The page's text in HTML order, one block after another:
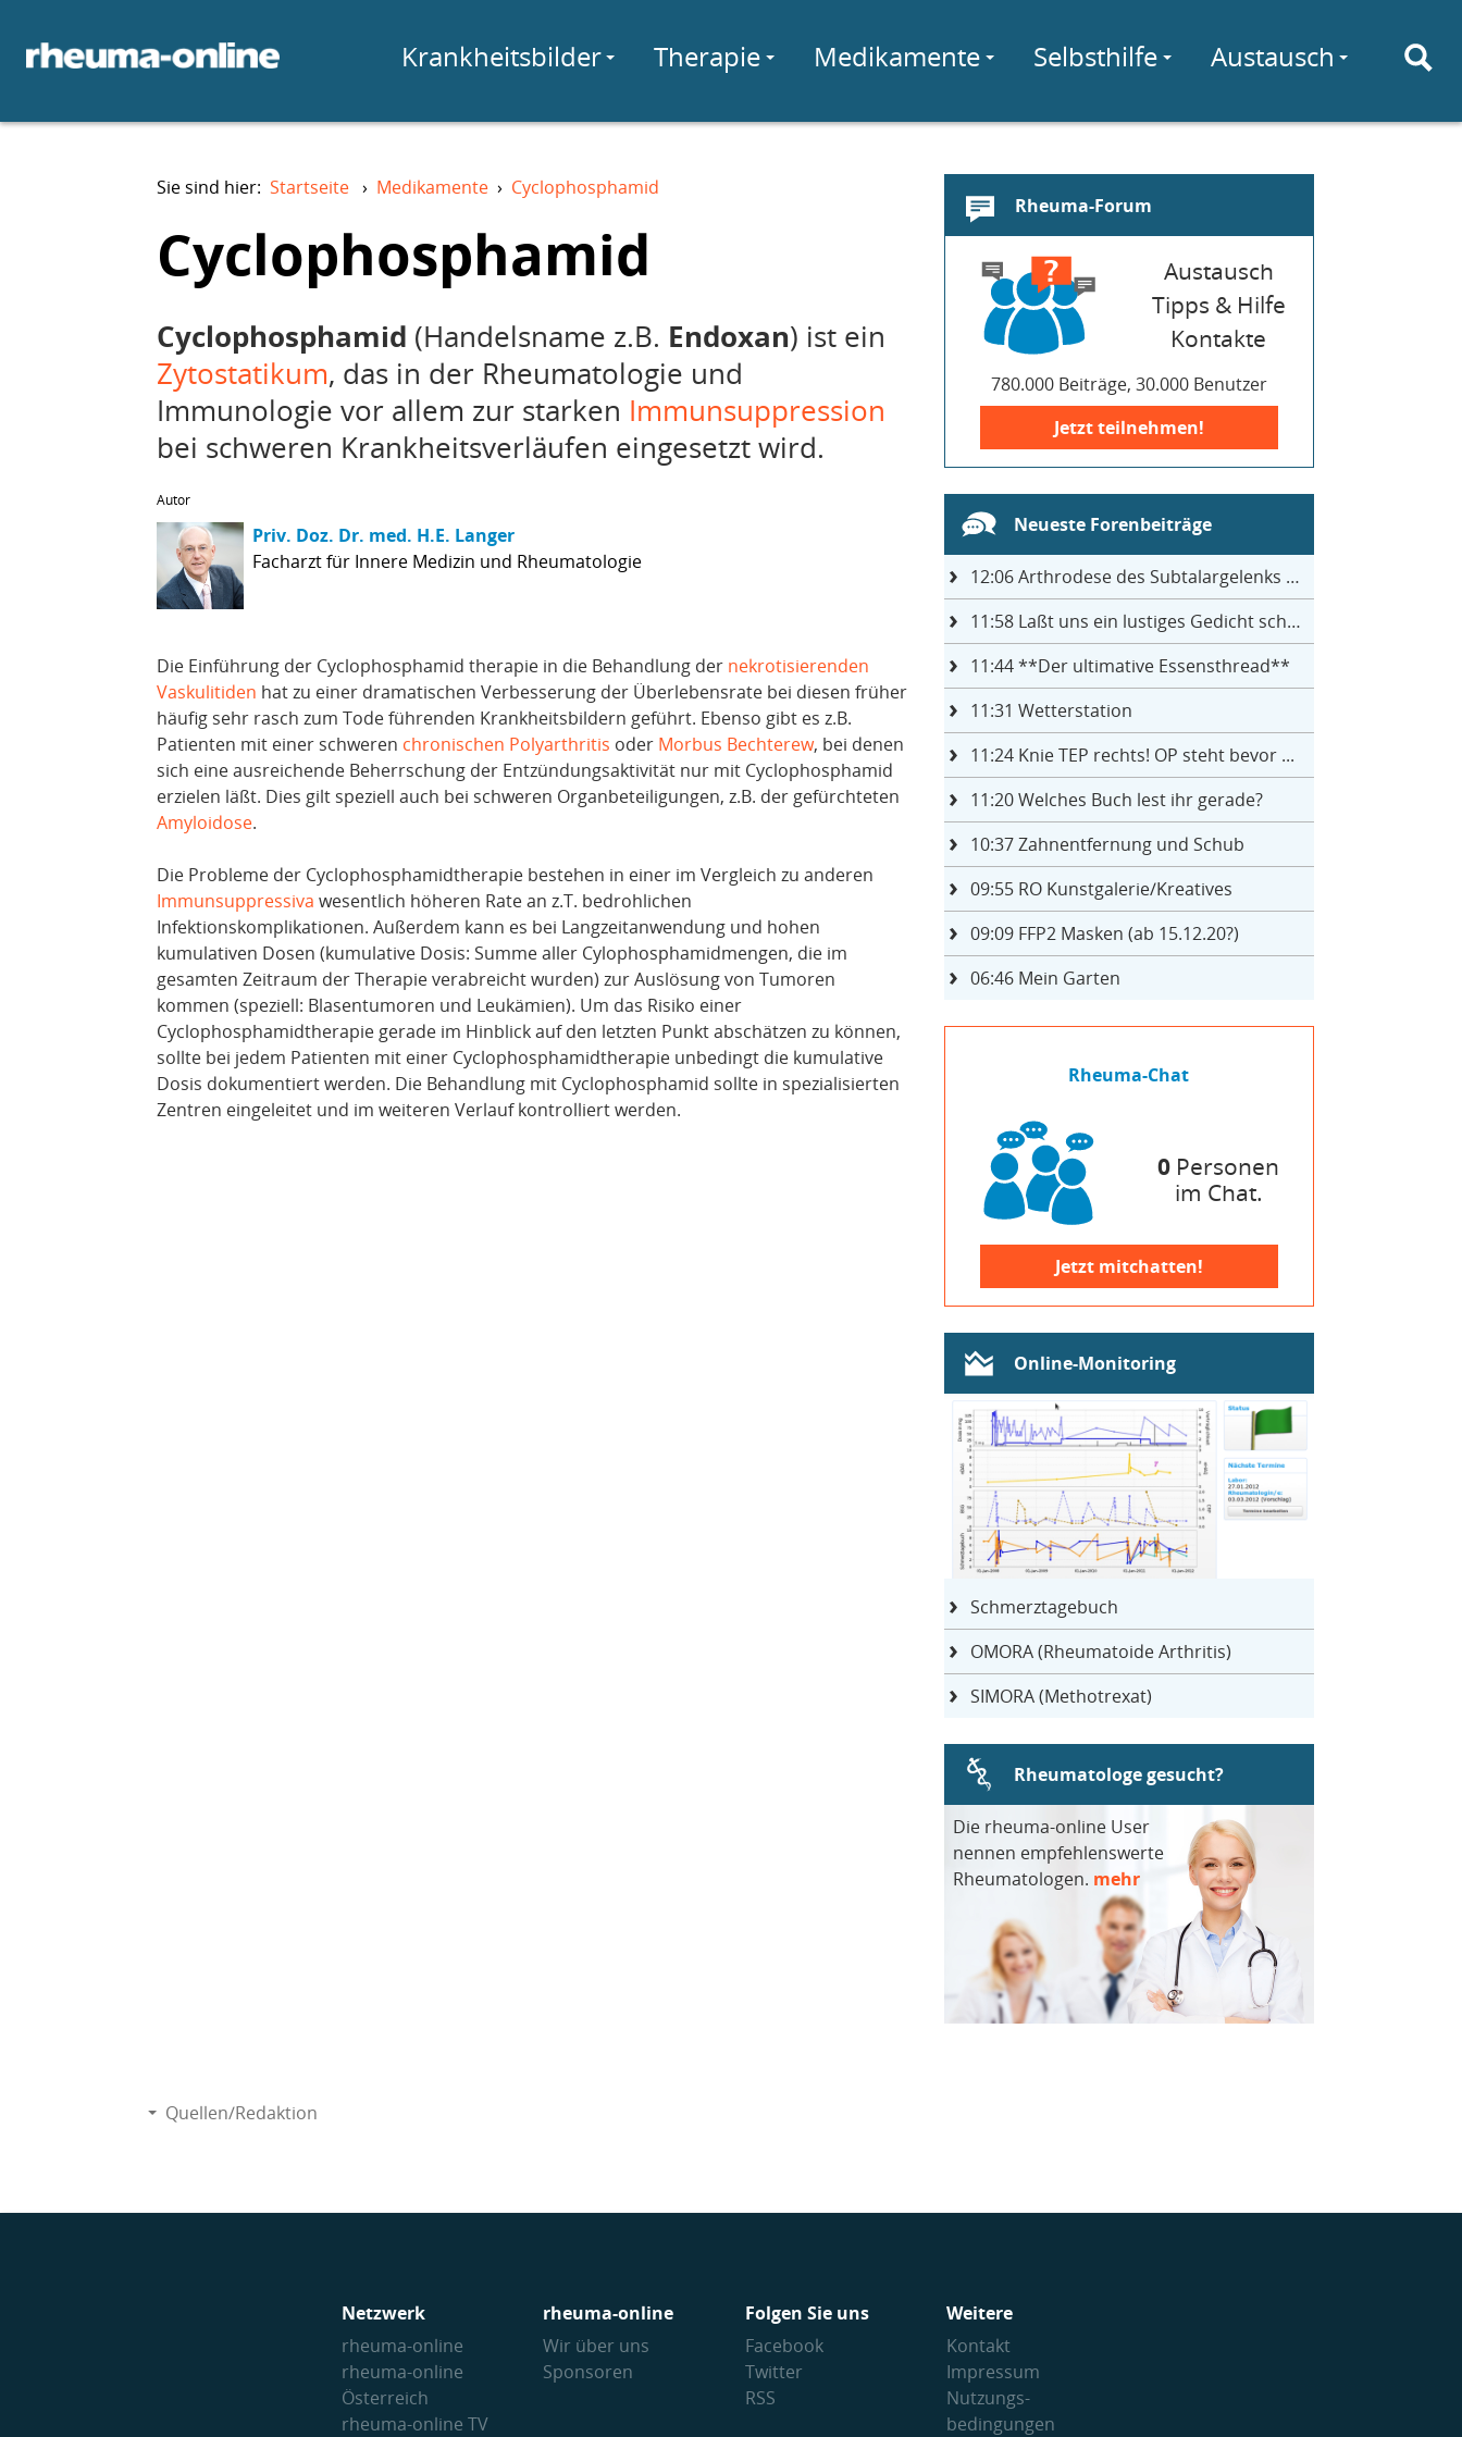
Krankheitsbilder Therapie Medikamente Selbsthilfe Austausch
Sie sind hier: Startseite › Medikamente › Cyclophosphamid
Cyclophosphamid
Cyclophosphamid (Handelsname z.B. Endoxan) ist ein
Zytostatikum, das in der Rheumatologie und
Immunologie vor allem zur starken Immunsuppression
bei schweren Krankheitsverläufen eingesetzt wird.
Autor
Priv. Doz. Dr. med. H.E. Langer
Facharzt für Innere Medizin und Rheumatologie
Die Einführung der Cyclophosphamid therapie in die Behandlung der nekrotisierenden
Vaskulitiden hat zu einer dramatischen Verbesserung der Überlebensrate bei diesen früher
häufig sehr rasch zum Tode führenden Krankheitsbildern geführt. Ebenso gibt es z.B.
Patienten mit einer schweren chronischen Polyarthritis oder Morbus Bechterew, bei denen
sich eine ausreichende Beherrschung der Entzündungsaktivität nur mit Cyclophosphamid
erzielen läßt. Dies gilt speziell auch bei schweren Organbeteiligungen, z.B. der gefürchteten
Amyloidose.
Die Probleme der Cyclophosphamidtherapie bestehen in einer im Vergleich zu anderen
Immunsuppressiva wesentlich höheren Rate an z.T. bedrohlichen
Infektionskomplikationen. Außerdem kann es bei Langzeitanwendung und hohen
kumulativen Dosen (kumulative Dosis: Summe aller Cylophosphamidmengen, die im
gesamten Zeitraum der Therapie verabreicht wurden) zur Auslösung von Tumoren
kommen (speziell: Blasentumoren und Leukämien). Um das Risiko einer
Cyclophosphamidtherapie gerade im Hinblick auf den letzten Punkt abschätzen zu können,
sollte bei jedem Patienten mit einer Cyclophosphamidtherapie unbedingt die kumulative
Dosis dokumentiert werden. Die Behandlung mit Cyclophosphamid sollte in spezialisierten
Zentren eingeleitet und im weiteren Verlauf kontrolliert werden.
Rheuma-Forum
Austausch
Tipps & Hilfe
Kontakte
780.000 Beiträge, 30.000 Benutzer
Jetzt teilnehmen!
Neueste Forenbeiträge
12:06Arthrodese des Subtalargelenks mit 27
11:58Laßt uns ein lustiges Gedicht schreiben- jeder einen Satz
11:44**Der ultimative Essensthread**
11:31 Wetterstation
11:24Knie TEP rechts! OP steht bevor ...
11:20Welches Buch lest ihr gerade?
10:37Zahnentfernung und Schub
09:55RO Kunstgalerie/Kreatives
09:09FFP2 Masken (ab 15.12.20?)
06:46Mein Garten
Rheuma-Chat
0 Personen
im Chat.
Jetzt mitchatten!
Online-Monitoring
Schmerztagebuch
OMORA (Rheumatoide Arthritis)
SIMORA (Methotrexat)
Rheumatologe gesucht?
Die rheuma-online User
nennen empfehlenswerte
Rheumatologen. mehr
Quellen/Redaktion
Netzwerk
rheuma-online
rheuma-online
Österreich
rheuma-online TV
rheuma-online
Wir über uns
Sponsoren
Folgen Sie uns
Facebook
Twitter
RSS
Weitere
Kontakt
Impressum
Nutzungs­
bedingungen